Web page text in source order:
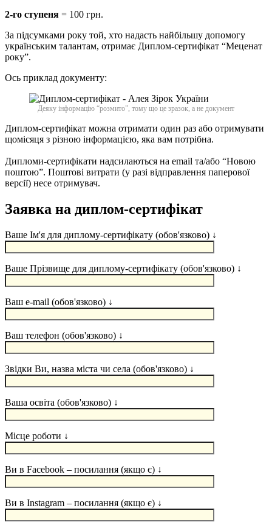
2-го ступеня = 100 грн.
За підсумками року той, хто надасть найбільшу допомогу
українським талантам, отримає Диплом-сертифікат “Меценат
року”.
Ось приклад документу:
Деяку інформацію “розмито”, тому що це зразок, а не документ
Диплом-сертифікат можна отримати один раз або отримувати
щомісяця з різною інформацією, яка вам потрібна.
Дипломи-сертифікати надсилаються на email та/або “Новою
поштою”. Поштові витрати (у разі відправлення паперової
версії) несе отримувач.
Заявка на диплом-сертифікат
Ваше Ім'я для диплому-сертифікату (обов'язково) ↓
Ваше Прізвище для диплому-сертифікату (обов'язково) ↓
Ваш e-mail (обов'язково) ↓
Ваш телефон (обов'язково) ↓
Звідки Ви, назва міста чи села (обов'язково) ↓
Ваша освіта (обов'язково) ↓
Місце роботи ↓
Ви в Facebook – посилання (якщо є) ↓
Ви в Instagram – посилання (якщо є) ↓